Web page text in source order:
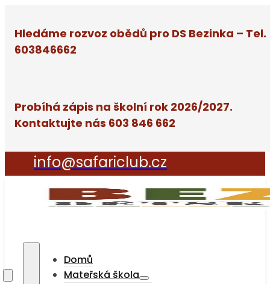
Hledáme rozvoz obědů pro DS Bezinka – Tel.
603846662
Probíhá zápis na školní rok 2026/2027.
Kontaktujte nás 603 846 662
info@safariclub.cz
Domů
Mateřská škola